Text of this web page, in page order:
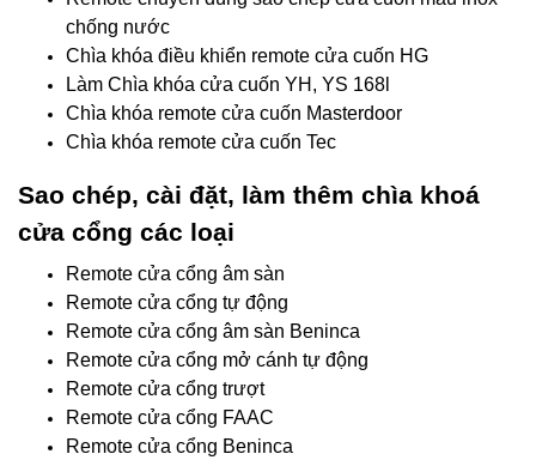
chống nước
Chìa khóa điều khiển remote cửa cuốn HG
Làm Chìa khóa cửa cuốn YH, YS 168l
Chìa khóa remote cửa cuốn Masterdoor
Chìa khóa remote cửa cuốn Tec
Sao chép, cài đặt, làm thêm chìa khoá
cửa cổng các loại
Remote cửa cổng âm sàn
Remote cửa cổng tự động
Remote cửa cổng âm sàn Beninca
Remote cửa cổng mở cánh tự động
Remote cửa cổng trượt
Remote cửa cổng FAAC
Remote cửa cổng Beninca